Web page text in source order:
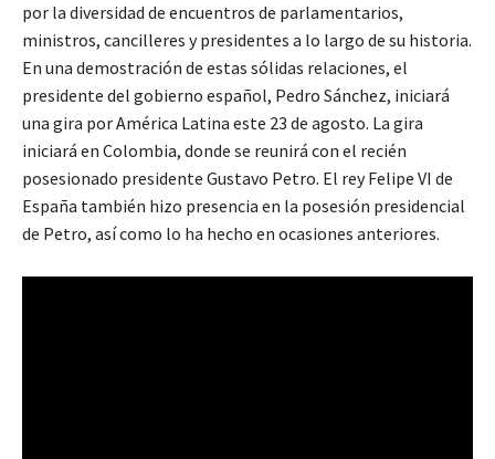
por la diversidad de encuentros de parlamentarios,
ministros, cancilleres y presidentes a lo largo de su historia.
En una demostración de estas sólidas relaciones, el
presidente del gobierno español, Pedro Sánchez, iniciará
una gira por América Latina este 23 de agosto. La gira
iniciará en Colombia, donde se reunirá con el recién
posesionado presidente Gustavo Petro. El rey Felipe VI de
España también hizo presencia en la posesión presidencial
de Petro, así como lo ha hecho en ocasiones anteriores.